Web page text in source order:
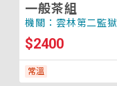
頁
以
套
用
一般茶組
機關：雲林第二監獄
$2400
常溫